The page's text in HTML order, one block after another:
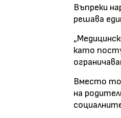
Въпреки
решава
като
Вместо
на